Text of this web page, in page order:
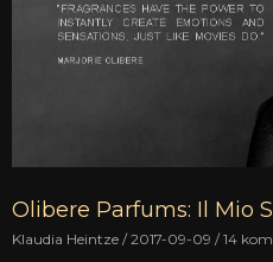
Olibere Parfums: Il Mio
Klaudia Heintze 2017-09-09 14